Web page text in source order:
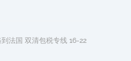
法国 双清包税专线 16-22